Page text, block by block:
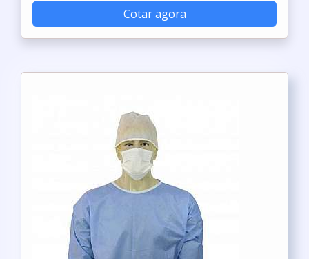
Cotar agora